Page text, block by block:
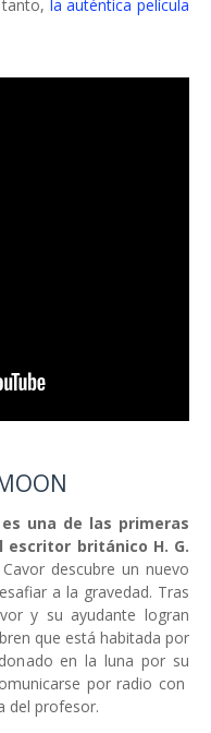
la auténtica película
es una de las primeras
escritor británico H. G.
descubre un nuevo
a la gravedad. Tras
y su ayudante logran
que está habitada por
en la luna por su
por radio con
del profesor.